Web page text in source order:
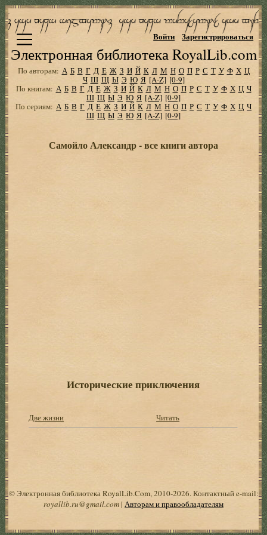
Электронная библиотека RoyalLib.com
Войти Зарегистрироваться
По авторам: А Б В Г Д Е Ж З И Й К Л М Н О П Р С Т У Ф Х Ц
Ч Ш Щ Ы Э Ю Я [A-Z] [0-9]
По книгам: А Б В Г Д Е Ж З И Й К Л М Н О П Р С Т У Ф Х Ц Ч
Ш Щ Ы Э Ю Я [A-Z] [0-9]
По сериям: А Б В Г Д Е Ж З И Й К Л М Н О П Р С Т У Ф Х Ц Ч
Ш Щ Ы Э Ю Я [A-Z] [0-9]
Самойло Александр - все книги автора
Исторические приключения
Две жизни Читать
© Электронная библиотека RoyalLib.Com, 2010-2026. Контактный e-mail:
royallib.ru@gmail.com| Авторам и правообладателям